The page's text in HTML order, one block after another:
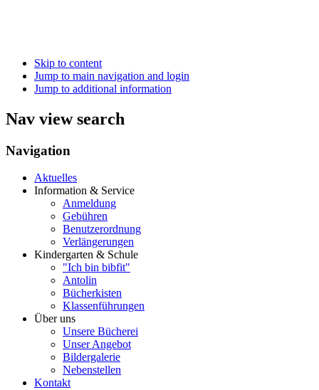
Skip to content
Jump to main navigation and login
Jump to additional information
Nav view search
Navigation
Aktuelles
Information & Service
Anmeldung
Gebühren
Benutzerordnung
Verlängerungen
Kindergarten & Schule
"Ich bin bibfit"
Antolin
Bücherkisten
Klassenführungen
Über uns
Unsere Bücherei
Unser Angebot
Bildergalerie
Nebenstellen
Kontakt